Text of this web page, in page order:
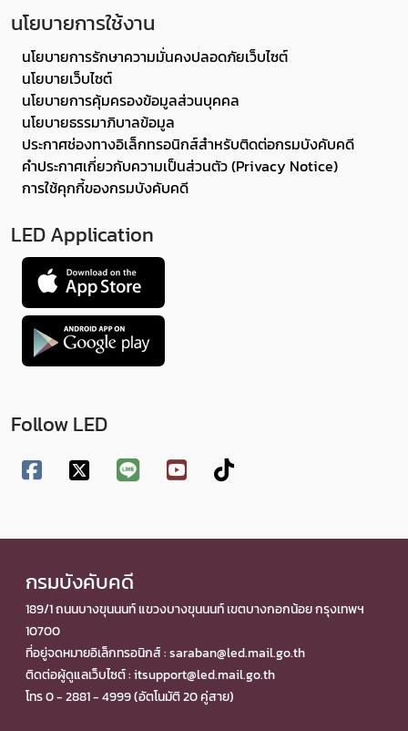
นโยบายการใช้งาน
นโยบายการรักษาความมั่นคงปลอดภัยเว็บไซต์
นโยบายเว็บไซต์
นโยบายการคุ้มครองข้อมูลส่วนบุคคล
นโยบายธรรมาภิบาลข้อมูล
ประกาศช่องทางอิเล็กทรอนิกส์สำหรับติดต่อกรมบังคับคดี
คำประกาศเกี่ยวกับความเป็นส่วนตัว (Privacy Notice)
การใช้คุกกี้ของกรมบังคับคดี
LED Application
Follow LED
กรมบังคับคดี
189/1 ถนนบางขุนนนท์ แขวงบางขุนนนท์ เขตบางกอกน้อย กรุงเทพฯ
10700
ที่อยู่จดหมายอิเล็กทรอนิกส์ : saraban@led.mail.go.th
ติดต่อผู้ดูแลเว็บไซต์ : itsupport@led.mail.go.th
โทร 0 - 2881 - 4999 (อัตโนมัติ 20 คู่สาย)